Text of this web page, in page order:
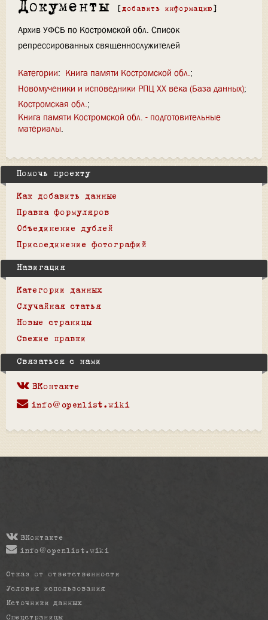
Документы [ добавить информацию ]
Архив УФСБ по Костромской обл. Список
репрессированных священнослужителей
Категории: Книга памяти Костромской обл.
Новомученики и исповедники РПЦ XX века (База данных)
Костромская обл.
Книга памяти Костромской обл. - подготовительные
материалы
Помочь проекту
Как добавить данные
Правка формуляров
Объединение дублей
Присоединение фотографий
Навигация
Категории данных
Случайная статья
Новые страницы
Свежие правки
Связаться с нами
ВКонтакте
info@openlist.wiki
ВКонтакте
info@openlist.wiki
Отказ от ответственности
Условия использования
Источники данных
Спецстраницы